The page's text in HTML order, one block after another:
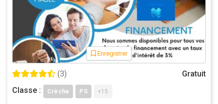
Enregistrer
(3)
Gratuit
Classe :
Crèche PS +15